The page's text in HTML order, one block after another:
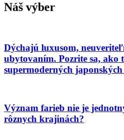
Náš výber
Dýchajú luxusom,
ubytovaním. Pozrite sa, ako
supermoderných
Význam farieb nie je
rôznych krajinách?